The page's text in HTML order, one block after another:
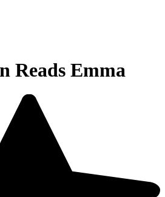
Reads Emma